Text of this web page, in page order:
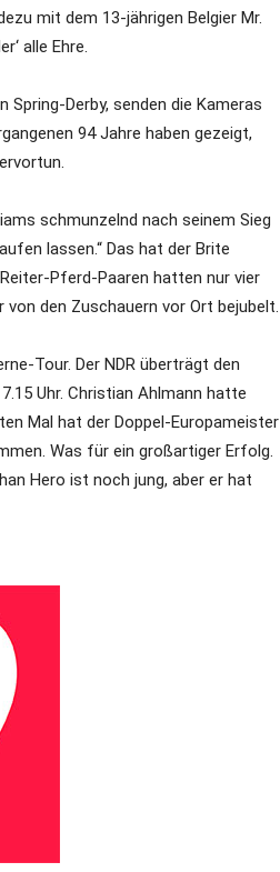
mit dem 13-jährigen Belgier Mr.
alle Ehre.
Derby, senden die Kameras
94 Jahre haben gezeigt,
schmunzelnd nach seinem Sieg
lassen.“ Das hat der Brite
Pferd-Paaren hatten nur vier
den Zuschauern vor Ort bejubelt.
Tour. Der NDR überträgt den
Uhr. Christian Ahlmann hatte
Mal hat der Doppel-Europameister
Was für ein großartiger Erfolg.
Hero ist noch jung, aber er hat